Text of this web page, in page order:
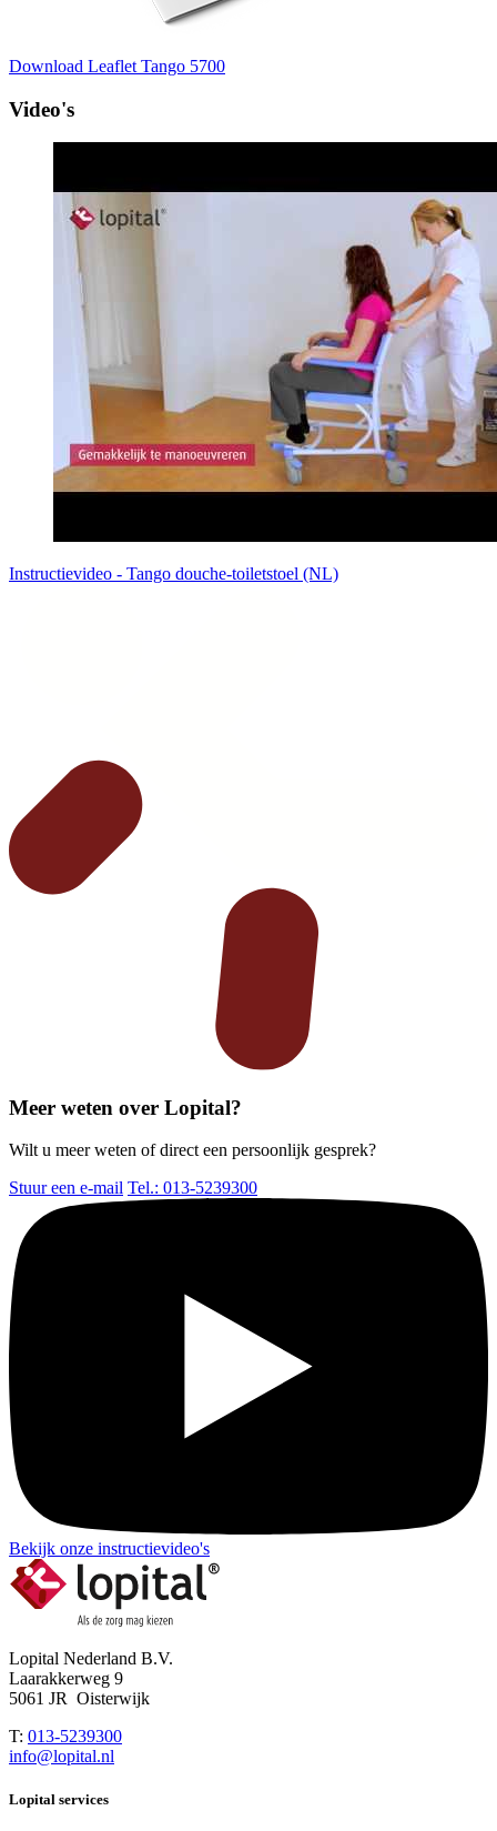
Download Leaflet Tango 5700
Video's
Instructievideo - Tango douche-toiletstoel (NL)
Meer weten over Lopital?
Wilt u meer weten of direct een persoonlijk gesprek?
Stuur een e-mail Tel.: 013-5239300
Bekijk onze instructievideo's
Lopital Nederland B.V.
Laarakkerweg 9
5061 JR Oisterwijk
T: 013-5239300
info@lopital.nl
Lopital services